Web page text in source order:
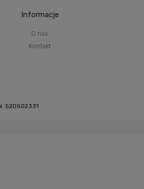
Informacje
O nas
Kontakt
520502331